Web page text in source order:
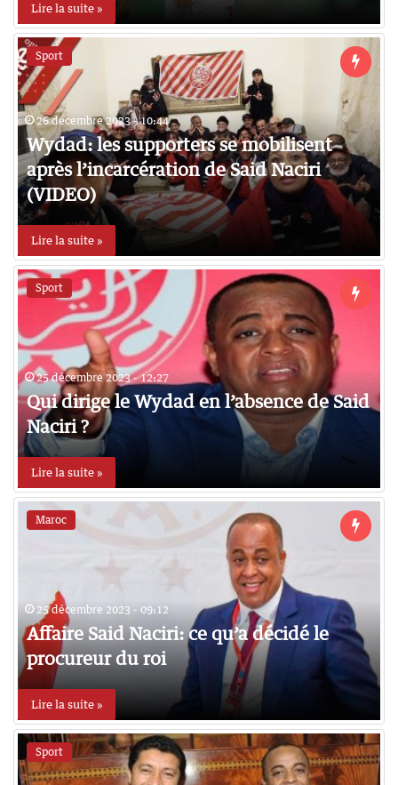
Lire la suite »
Sport
26 décembre 2023 - 10:44
Wydad: les supporters se mobilisent
après l’incarcération de Said Naciri
(VIDEO)
Lire la suite »
Sport
25 décembre 2023 - 12:27
Qui dirige le Wydad en l’absence de Said
Naciri ?
Lire la suite »
Maroc
25 décembre 2023 - 09:12
Affaire Said Naciri: ce qu’a décidé le
procureur du roi
Lire la suite »
Sport